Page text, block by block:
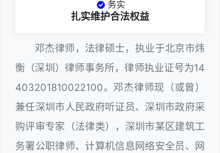
务实
扎实维护合法权益
邓杰律师，法律硕士，执业于北京市炜
衡（深圳）律师事务所，律师执业证号为14
403201810022100。邓杰律师现（或曾）
兼任深圳市人民政府听证员、深圳市政府采
购评审专家（法律类），深圳市某区建筑工
务署公职律师、计算机信息网络安全员、网